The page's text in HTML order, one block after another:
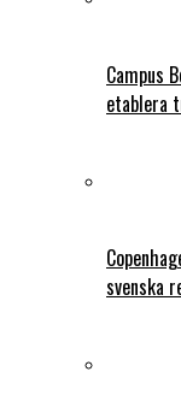
Campus
etablera
svenska